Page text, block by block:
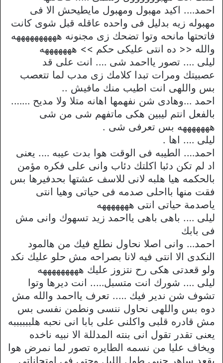
احمد…. اكيد مهبول ومهبول مايطيحش الا فى
مهبوله زيه بدليل فى واحده عاقله قبل شوى كانت
فاتحتها مانحه وتوا تضحك زى مجنونه ههههههههههه
والله << ده انتى عليكى حكم >> هههههههه
ليلى …. تصور يااحمد شى …. انت على قد
عصبيتك ومرات تبدا كلامك زى مدب لما تتعصب
بس واللهى انت اطيب منك مافيش ..
احمد …وهادى شن نفهمها اهانه متلا ولا مديح …….
بالفعل انتم ليبين هكى ماتفهم شى من شى
هههههههه بس تعرفى شى .
ليلى …. اها .
احمد…. الطيبه فى الوقت هوا بدت عيبه …. يعنى
اد لم تكن دئبا اكلتك دئاب وانى على فكره مؤمن
بالحكمه هيا هلبه لانى للاسف عشتها بحدفيرها بس
فقت منها بااحلى صدمه فى حياتى وهيا انتى
ياصدمة حياتى انتى هههههههه
ليلى …. باهى باهى يااحمد زيد تسهوك وانى مش
فى بابك
احمد… وانى اصلا نحاول نطلع فيك من هالمود
النكدى الا انتى فيه لانا بصراحه مش حلو عليك نكد
ولو قعدتى هكى رح نتزوز عليك هههههههههه
ليلى …. شورك انت متسبل….. انت ديرها وتوا
تشوف شن ندير فيك ….. تعرف يااحمد والله مش
دوه بس واللهى نحاول ننسى ونطمن نفسى بس
مش قادره قلبى واكلنى على بابا انى نحبه هلببببببه
يعنى تقدر تقول انى بنته المدللة الا نبيه ناخده
ويخاف عليا من نسمه الطايره تصور لما نمرض هوا
يقعد ساهر جنبى طول الليل وحتى فى امتحاناتى